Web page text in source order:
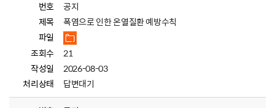
번호
공지
제목
폭염으로 인한 온열질환 예방수칙
파일
조회수
21
작성일
2026-08-03
처리상태
답변대기